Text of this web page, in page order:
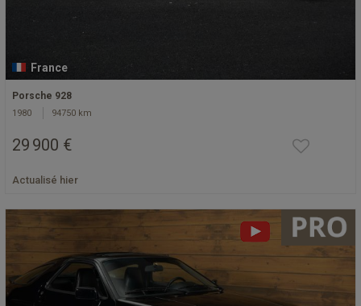
France
Porsche 928
1980 94750 km
29 900 €
Actualisé hier